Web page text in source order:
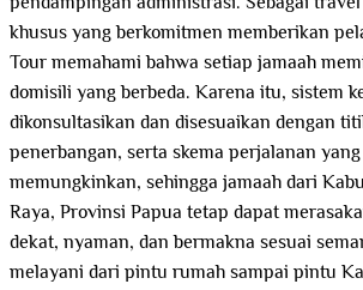
khusus yang berkomitmen memberikan
Tour memahami bahwa setiap jamaah
domisili yang berbeda. Karena itu, sistem
dikonsultasikan dan disesuaikan dengan
penerbangan, serta skema perjalanan
memungkinkan, sehingga jamaah dari
Raya, Provinsi Papua tetap dapat
dekat, nyaman, dan bermakna sesuai
melayani dari pintu rumah sampai pintu